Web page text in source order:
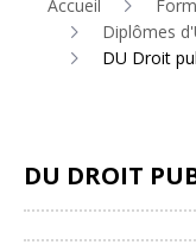
Accueil
Diplômes
DU Droit
DU DROIT